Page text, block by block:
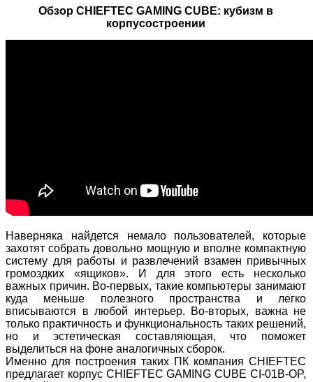
Обзор CHIEFTEC GAMING CUBE: кубизм в
корпусостроении
Наверняка найдется немало пользователей, которые
захотят собрать довольно мощную и вполне компактную
систему для работы и развлечений взамен привычных
громоздких «ящиков». И для этого есть несколько
важных причин. Во-первых, такие компьютеры занимают
куда меньше полезного пространства и легко
вписываются в любой интерьер. Во-вторых, важна не
только практичность и функциональность таких решений,
но и эстетическая составляющая, что поможет
выделиться на фоне аналогичных сборок.
Именно для построения таких ПК компания CHIEFTEC
предлагает корпус CHIEFTEC GAMING CUBE CI-01B-OP,